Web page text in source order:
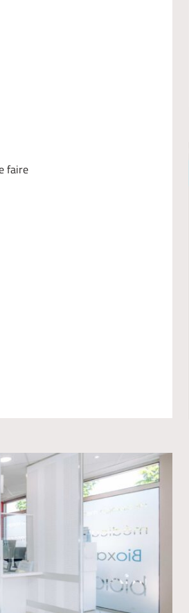
faire